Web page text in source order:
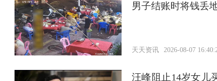
男子结账时将钱丢
天天资讯 2026-08-07
汪峰阻止14岁女儿